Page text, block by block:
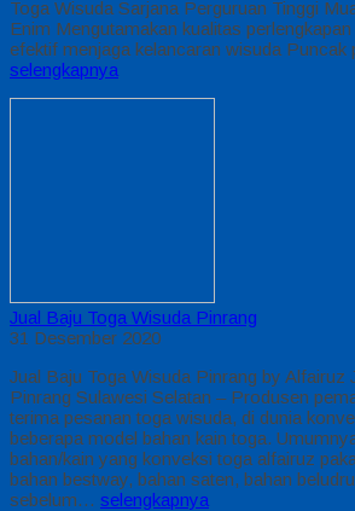
Toga Wisuda Sarjana Perguruan Tinggi
Enim Mengutamakan kualitas
efektif menjaga kelancaran wisuda
selengkapnya
Jual Baju Toga Wisuda Pinrang
31 Desember 2020
Jual Baju Toga Wisuda Pinrang by Alfairuz
Pinrang Sulawesi Selatan – Produsen
terima pesanan toga wisuda, di dunia
beberapa model bahan kain toga.
bahan/kain yang konveksi toga alfairuz
bahan bestway, bahan saten, bahan
sebelum… selengkapnya